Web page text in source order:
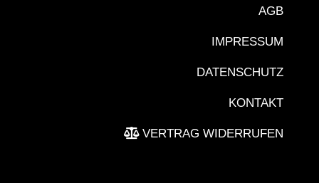
AGB
IMPRESSUM
DATENSCHUTZ
KONTAKT
VERTRAG WIDERRUFEN